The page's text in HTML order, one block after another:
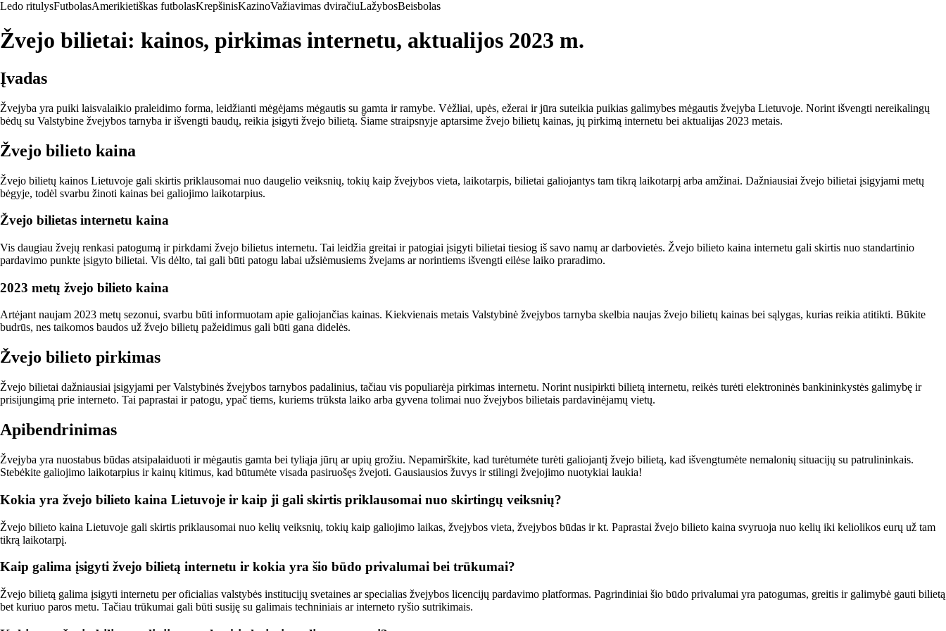
Ledo ritulysFutbolasAmerikietiškas futbolasKrepšinisKazinoVažiavimas dviračiuLažybosBeisbolas
Žvejo bilietai: kainos, pirkimas internetu, aktualijos 2023 m.
Įvadas
Žvejyba yra puiki laisvalaikio praleidimo forma, leidžianti mėgėjams mėgautis su gamta ir ramybe. Vėžliai, upės, ežerai ir jūra suteikia puikias galimybes mėgautis žvejyba Lietuvoje. Norint išvengti nereikalingų
bėdų su Valstybine žvejybos tarnyba ir išvengti baudų, reikia įsigyti žvejo bilietą. Šiame straipsnyje aptarsime žvejo bilietų kainas, jų pirkimą internetu bei aktualijas 2023 metais.
Žvejo bilieto kaina
Žvejo bilietų kainos Lietuvoje gali skirtis priklausomai nuo daugelio veiksnių, tokių kaip žvejybos vieta, laikotarpis, bilietai galiojantys tam tikrą laikotarpį arba amžinai. Dažniausiai žvejo bilietai įsigyjami metų
bėgyje, todėl svarbu žinoti kainas bei galiojimo laikotarpius.
Žvejo bilietas internetu kaina
Vis daugiau žvejų renkasi patogumą ir pirkdami žvejo bilietus internetu. Tai leidžia greitai ir patogiai įsigyti bilietai tiesiog iš savo namų ar darbovietės. Žvejo bilieto kaina internetu gali skirtis nuo standartinio
pardavimo punkte įsigyto bilietai. Vis dėlto, tai gali būti patogu labai užsiėmusiems žvejams ar norintiems išvengti eilėse laiko praradimo.
2023 metų žvejo bilieto kaina
Artėjant naujam 2023 metų sezonui, svarbu būti informuotam apie galiojančias kainas. Kiekvienais metais Valstybinė žvejybos tarnyba skelbia naujas žvejo bilietų kainas bei sąlygas, kurias reikia atitikti. Būkite
budrūs, nes taikomos baudos už žvejo bilietų pažeidimus gali būti gana didelės.
Žvejo bilieto pirkimas
Žvejo bilietai dažniausiai įsigyjami per Valstybinės žvejybos tarnybos padalinius, tačiau vis populiarėja pirkimas internetu. Norint nusipirkti bilietą internetu, reikės turėti elektroninės bankininkystės galimybę ir
prisijungimą prie interneto. Tai paprastai ir patogu, ypač tiems, kuriems trūksta laiko arba gyvena tolimai nuo žvejybos bilietais pardavinėjamų vietų.
Apibendrinimas
Žvejyba yra nuostabus būdas atsipalaiduoti ir mėgautis gamta bei tyliąja jūrų ar upių grožiu. Nepamirškite, kad turėtumėte turėti galiojantį žvejo bilietą, kad išvengtumėte nemalonių situacijų su patrulininkais.
Stebėkite galiojimo laikotarpius ir kainų kitimus, kad būtumėte visada pasiruošęs žvejoti. Gausiausios žuvys ir stilingi žvejojimo nuotykiai laukia!
Kokia yra žvejo bilieto kaina Lietuvoje ir kaip ji gali skirtis priklausomai nuo skirtingų veiksnių?
Žvejo bilieto kaina Lietuvoje gali skirtis priklausomai nuo kelių veiksnių, tokių kaip galiojimo laikas, žvejybos vieta, žvejybos būdas ir kt. Paprastai žvejo bilieto kaina svyruoja nuo kelių iki keliolikos eurų už tam
tikrą laikotarpį.
Kaip galima įsigyti žvejo bilietą internetu ir kokia yra šio būdo privalumai bei trūkumai?
Žvejo bilietą galima įsigyti internetu per oficialias valstybės institucijų svetaines ar specialias žvejybos licencijų pardavimo platformas. Pagrindiniai šio būdo privalumai yra patogumas, greitis ir galimybė gauti bilietą
bet kuriuo paros metu. Tačiau trūkumai gali būti susiję su galimais techniniais ar interneto ryšio sutrikimais.